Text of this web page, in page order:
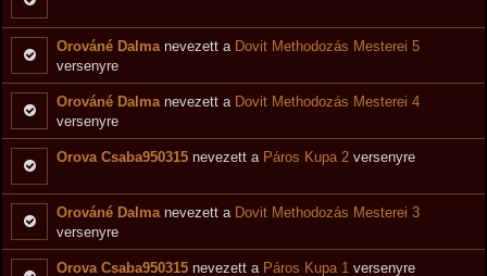
Orováné Dalma nevezett a Dovit Methodozás Mesterei 5
versenyre
Orováné Dalma nevezett a Dovit Methodozás Mesterei 4
versenyre
Orova Csaba950315 nevezett a Páros Kupa 2 versenyre
Orováné Dalma nevezett a Dovit Methodozás Mesterei 3
versenyre
Orova Csaba950315 nevezett a Páros Kupa 1 versenyre